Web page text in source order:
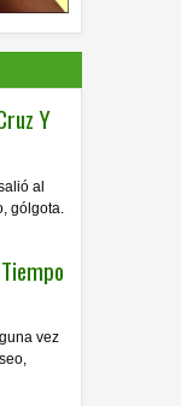
Y
al
gólgota.
vez